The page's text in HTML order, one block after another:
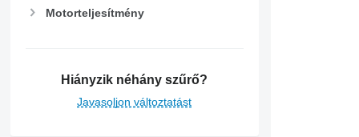
Motorteljesítmény
Hiányzik néhány szűrő?
Javasoljon változtatást